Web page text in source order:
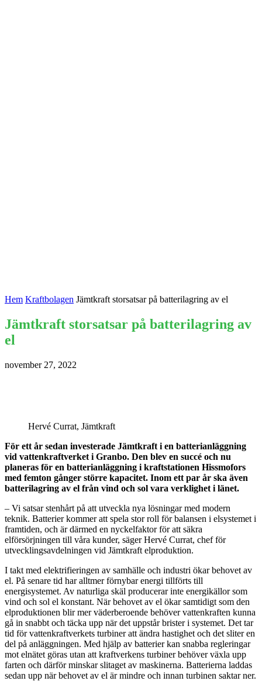
Hem Kraftbolagen Jämtkraft storsatsar på batterilagring av el
Jämtkraft storsatsar på batterilagring av
el
november 27, 2022
Hervé Currat, Jämtkraft
För ett år sedan investerade Jämtkraft i en batterianläggning
vid vattenkraftverket i Granbo. Den blev en succé och nu
planeras för en batterianläggning i kraftstationen Hissmofors
med femton gånger större kapacitet. Inom ett par år ska även
batterilagring av el från vind och sol vara verklighet i länet.
– Vi satsar stenhårt på att utveckla nya lösningar med modern
teknik. Batterier kommer att spela stor roll för balansen i elsystemet i
framtiden, och är därmed en nyckelfaktor för att säkra
elförsörjningen till våra kunder, säger Hervé Currat, chef för
utvecklingsavdelningen vid Jämtkraft elproduktion.
I takt med elektrifieringen av samhälle och industri ökar behovet av
el. På senare tid har alltmer förnybar energi tillförts till
energisystemet. Av naturliga skäl producerar inte energikällor som
vind och sol el konstant. När behovet av el ökar samtidigt som den
elproduktionen blir mer väderberoende behöver vattenkraften kunna
gå in snabbt och täcka upp när det uppstår brister i systemet. Det tar
tid för vattenkraftverkets turbiner att ändra hastighet och det sliter en
del på anläggningen. Med hjälp av batterier kan snabba regleringar
mot elnätet göras utan att kraftverkens turbiner behöver växla upp
farten och därför minskar slitaget av maskinerna. Batterierna laddas
sedan upp när behovet av el är mindre och innan turbinen saktar ner.